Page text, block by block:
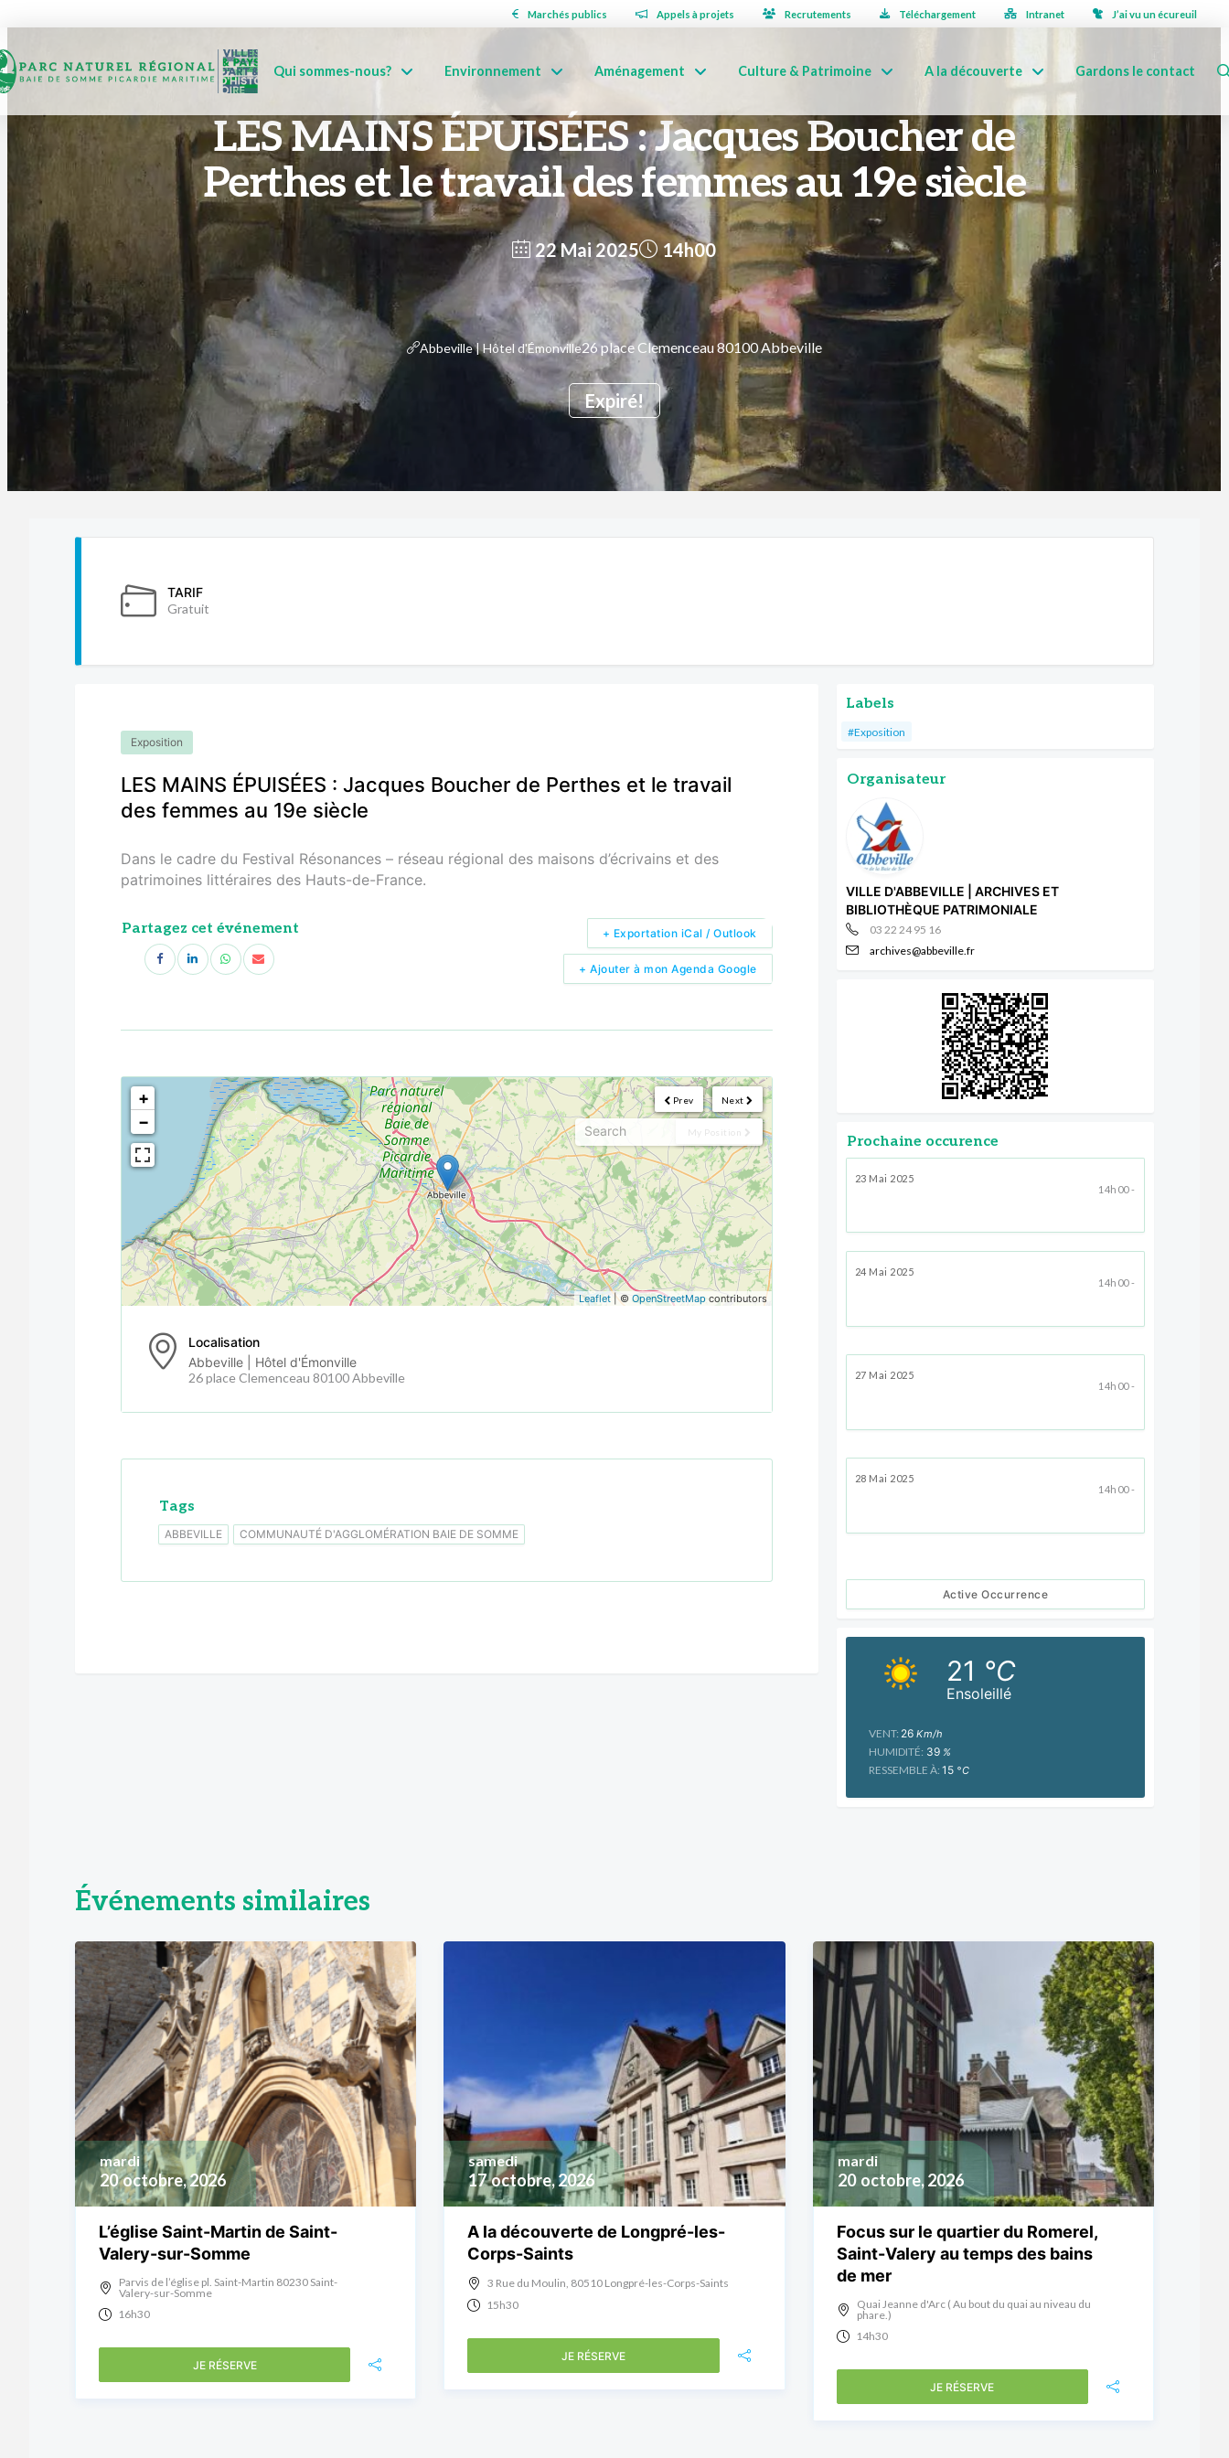
Marchés publics Appels à projets Recrutements Téléchargement Intranet J’ai vu un écureuil
Qui sommes-nous? Environnement Aménagement Culture & Patrimoine A la découverte Gardons le contact
LES MAINS ÉPUISÉES : Jacques Boucher de
Perthes et le travail des femmes au 19e siècle
22 Mai 2025
Expiré!
14h00
Abbeville | Hôtel d'Émonville26 place Clemenceau 80100 Abbeville
TARIF
Gratuit
Exposition
LES MAINS ÉPUISÉES : Jacques Boucher de Perthes et le travail
des femmes au 19e siècle
Dans le cadre du Festival Résonances – réseau régional des maisons d’écrivains et des
patrimoines littéraires des Hauts-de-France.
Partagez cet événement
+ Ajouter à mon Agenda Google
+ Exportation iCal / Outlook
Next
Prev
My Position
<!---->
+
−
Leaflet| © OpenStreetMapcontributors
Localisation
Abbeville | Hôtel d'Émonville
26 place Clemenceau 80100 Abbeville
Tags
ABBEVILLE COMMUNAUTÉ D'AGGLOMÉRATION BAIE DE SOMME
Labels
#Exposition
Organisateur
VILLE D'ABBEVILLE | ARCHIVES ET
BIBLIOTHÈQUE PATRIMONIALE
03 22 24 95 16
archives@abbeville.fr
Prochaine occurence
23 Mai 2025
14h00 -
24 Mai 2025
14h00 -
27 Mai 2025
14h00 -
28 Mai 2025
14h00 -
Active Occurrence
Ensoleillé
21 °C
VENT: 26Km/h
HUMIDITÉ: 39%
RESSEMBLE À: 15°C
Événements similaires
20 octobre, 2026
mardi
L’église Saint-Martin de Saint-
Valery-sur-Somme
Parvis de l’église pl. Saint-Martin 80230 Saint-
Valery-sur-Somme
16h30
JE RÉSERVE
17 octobre, 2026
samedi
A la découverte de Longpré-les-
Corps-Saints
3 Rue du Moulin, 80510 Longpré-les-Corps-Saints
15h30
JE RÉSERVE
20 octobre, 2026
mardi
Focus sur le quartier du Romerel,
Saint-Valery au temps des bains
de mer
Quai Jeanne d'Arc ( Au bout du quai au niveau du
phare.)
14h30
JE RÉSERVE